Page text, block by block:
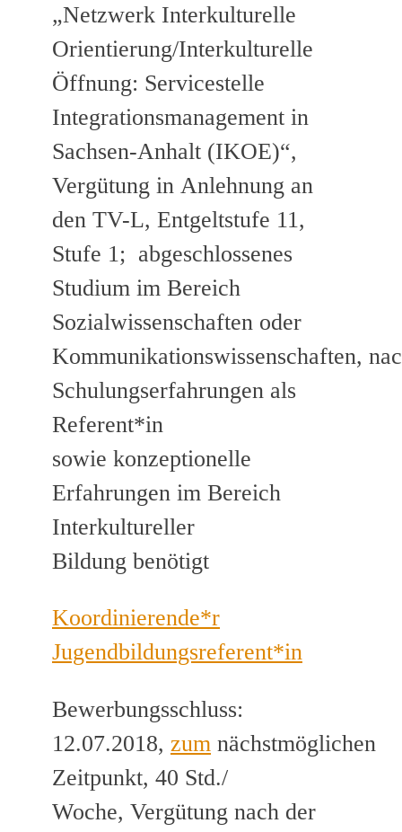
„Netzwerk Interkulturelle
Orientierung/Interkulturelle
Öffnung: Servicestelle
Integrationsmanagement in
Sachsen-Anhalt (IKOE)“,
Vergütung in Anlehnung an
den TV-L, Entgeltstufe 11,
Stufe 1; abgeschlossenes
Studium im Bereich
Sozialwissenschaften oder
Kommunikationswissenschaften,
Schulungserfahrungen als
Referent*in
sowie konzeptionelle
Erfahrungen im Bereich
Interkultureller
Bildung benötigt
Koordinierende*r
Jugendbildungsreferent*in
Bewerbungsschluss:
12.07.2018, zum nächstmöglichen
Zeitpunkt, 40 Std./
Woche, Vergütung nach der